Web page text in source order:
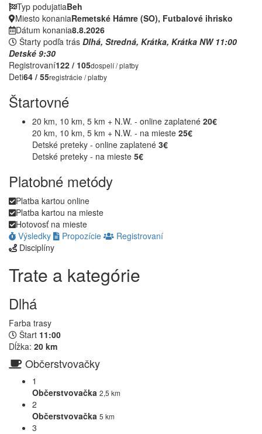
Typ podujatiaBeh
Miesto konaniaRemetské Hámre (SO), Futbalové ihrisko
Dátum konania8.8.2026
Štarty podľa trás Dlhá, Stredná, Krátka, Krátka NW 11:00
Detské 9:30
Registrovaní122 / 105dospelí / platby
Deti64 / 55registrácie / platby
Štartovné
20 km, 10 km, 5 km + N.W. - online zaplatené 20€
20 km, 10 km, 5 km + N.W. - na mieste 25€
Detské preteky - online zaplatené 3€
Detské preteky - na mieste 5€
Platobné metódy
Platba kartou online
Platba kartou na mieste
Hotovosť na mieste
Výsledky
Propozície
Registrovaní
Disciplíny
Trate a kategórie
Dlhá
Farba trasy
Štart 11:00
Dĺžka: 20 km
Občerstvovačky
1
Občerstvovačka 2,5 km
2
Občerstvovačka 5 km
3